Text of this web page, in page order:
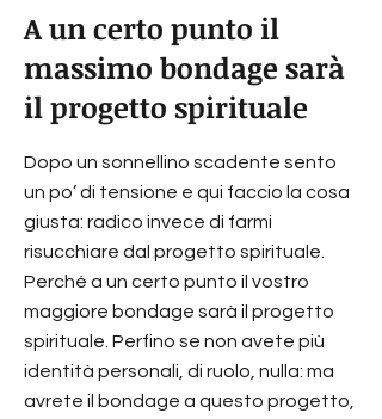
A un certo punto il
massimo bondage sarà
il progetto spirituale
Dopo un sonnellino scadente sento
un po’ di tensione e qui faccio la cosa
giusta: radico invece di farmi
risucchiare dal progetto spirituale.
Perché a un certo punto il vostro
maggiore bondage sarà il progetto
spirituale. Perfino se non avete più
identità personali, di ruolo, nulla: ma
avrete il bondage a questo progetto,